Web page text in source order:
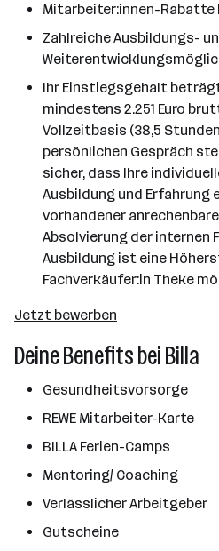
Mitarbeiter:innen-Rabatte
Zahlreiche Ausbildungs-
Ihr Einstiegsgehalt
mindestens 2.251 Euro
Vollzeitbasis (38,5
persönlichen Gespräch
sicher, dass Ihre
Ausbildung und Erfahrung
vorhandener
Absolvierung der internen
Ausbildung ist eine
Fachverkäufer:in Theke
Jetzt bewerben
Deine Benefits bei Billa
Gesundheitsvorsorge
REWE Mitarbeiter-Karte
BILLA Ferien-Camps
Mentoring/ Coaching
Verlässlicher Arbeitgeber
Gutscheine